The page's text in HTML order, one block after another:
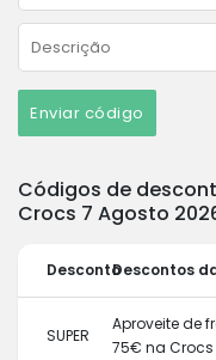
Enviar código
Códigos de
Crocs 7 Agosto
DescontoDescontos
SUPER
Aproveite de
75€ na Crocs